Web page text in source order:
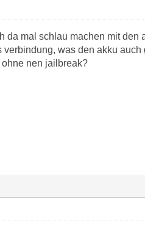
da mal schlau machen mit
verbindung, was den akku
nen jailbreak?